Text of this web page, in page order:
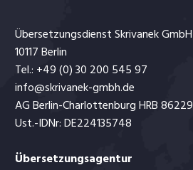
Übersetzungsdienst Skrivanek GmbH
10117 Berlin
Tel.: +49 (0) 30 200 545 97
info@skrivanek-gmbh.de
AG Berlin-Charlottenburg HRB 86229
Ust.-IDNr: DE224135748
Übersetzungsagentur